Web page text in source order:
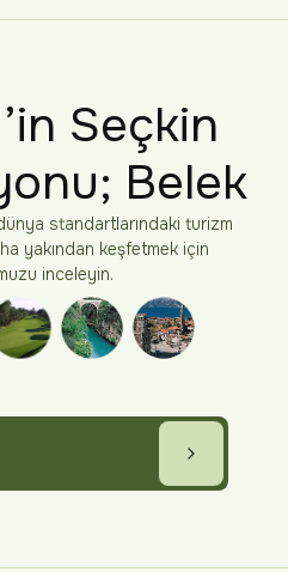
Seçkin
Belek
standartlarındaki turizm
yakından keşfetmek için
inceleyin.